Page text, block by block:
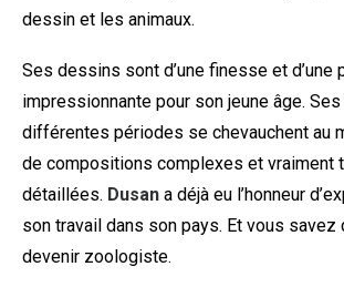
dessin et les animaux.
Ses dessins sont d’une finesse et d’une
impressionnante pour son jeune âge.
différentes périodes se chevauchent au
de compositions complexes et vraiment
détaillées. Dusan a déjà eu l’honneur
son travail dans son pays. Et vous savez
devenir zoologiste.